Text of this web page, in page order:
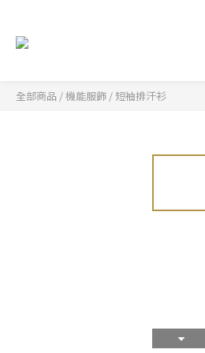
全部商品 /機能服飾 / 短袖排汗衫